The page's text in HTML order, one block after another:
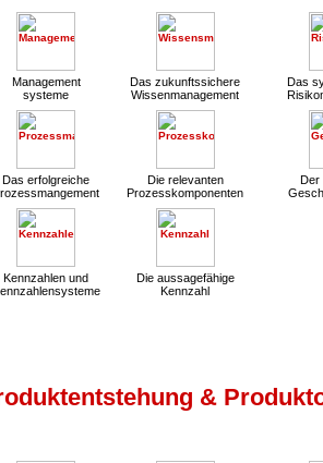
Management
systeme
Das zukunftssichere
Wissenmanagement
Das
Das erfolgreiche
Die relevanten
Prozesskomponenten
Der
Kennzahlen und
Die aussagefähige
Kennzahl
&